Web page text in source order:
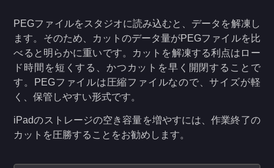
PEGファイルをスタジオに読み込むと、データを解凍し
ます。そのため、カットのデータ量がPEGファイルを比
べると明らかに重いです。カットを解凍する利点はロー
ド時間を短くする、かつカットを早く開閉することで
す。PEGファイルは圧縮ファイルなので、サイズが軽
く、保管しやすい形式です。
iPadのストレージの空き容量を増やすには、作業終了の
カットを圧勝することをお勧めします。